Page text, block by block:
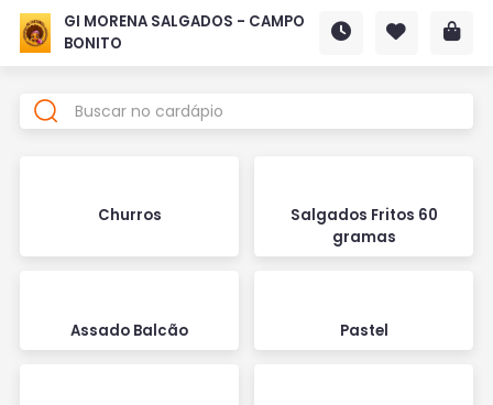
GI MORENA SALGADOS - CAMPO
BONITO
Churros
Salgados Fritos 60
gramas
Assado Balcão Pastel